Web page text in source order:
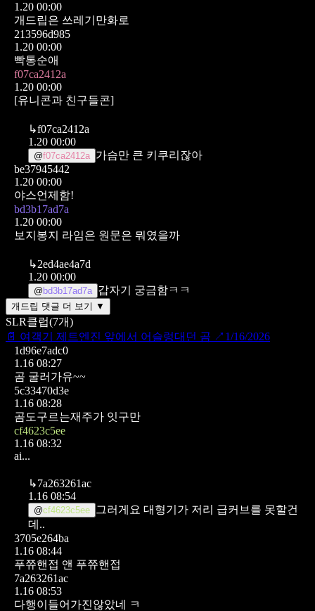
1.20 00:00
개드립은 쓰레기만화로
213596d985
1.20 00:00
빡통순애
f07ca2412a
1.20 00:00
[유니콘과 친구들콘]
↳f07ca2412a
1.20 00:00
@f07ca2412a 가슴만 큰 키쿠리잖아
be37945442
1.20 00:00
야스언제함!
bd3b17ad7a
1.20 00:00
보지봉지 라임은 원문은 뭐였을까
↳2ed4ae4a7d
1.20 00:00
@ bd3b17ad7a 갑자기 궁금함ㅋㅋ
개드립 댓글 더 보기 ▼
SLR클럽(7개)
📄 여객기 제트엔진 앞에서 어슬렁대던 곰 ↗ 1/16/2026
1d96e7adc0
1.16 08:27
곰 굴러가유~~
5c33470d3e
1.16 08:28
곰도구르는재주가 잇구만
cf4623c5ee
1.16 08:32
ai...
↳7a263261ac
1.16 08:54
@cf4623c5ee
그러게요 대형기가 저리 급커브를 못할건
데..
3705e264ba
1.16 08:44
푸쮸핸접 앤 푸쮸핸접
7a263261ac
1.16 08:53
다행이들어가진않았네 ㅋ